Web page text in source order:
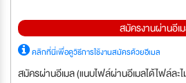
สมัครงานผ่านอีเ
คลิกที่นี่เพื่อดูวิธีการใช้งานสมัครด้วยอีเมล
สมัครผ่านอีเมล (แนบไฟล์ผ่านอีเมลได้ไฟล์ละ